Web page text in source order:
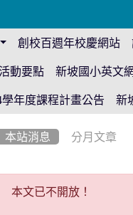
創校百週年校慶網站
動要點 新坡國小英文
學年度課程計畫公告 新
本站消息 分月文章
本文已不開放
本文已不開放！